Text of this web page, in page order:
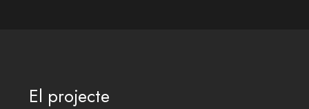
El projecte